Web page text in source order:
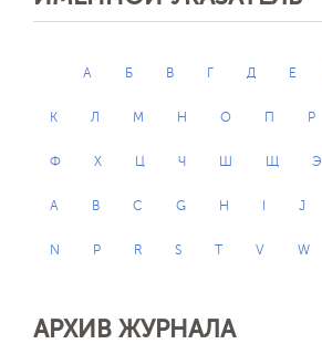
А Б В Г Д Е
К Л М Н О П Р
Ф Х Ц Ч Ш Щ Э
A B C G H J
N P R S T V W
АРХИВ ЖУРНАЛА